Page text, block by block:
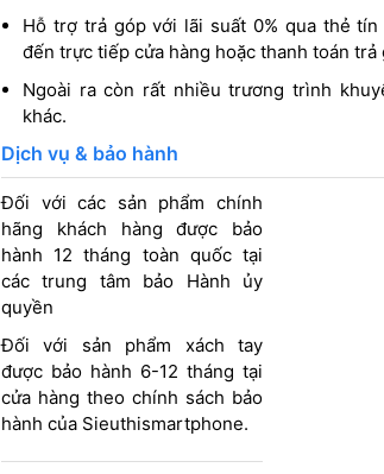
Hỗ trợ trả góp với lãi suất 0% qua thẻ tín
đến trực tiếp cửa hàng hoặc thanh toán trả
Ngoài ra còn rất nhiều trương trình
khác.
Dịch vụ & bảo hành
Đối với các sản phẩm chính
hãng khách hàng được bảo
hành 12 tháng toàn quốc tại
các trung tâm bảo Hành ủy
quyền
Đối với sản phẩm xách tay
được bảo hành 6-12 tháng tại
cửa hàng theo chính sách bảo
hành của Sieuthismartphone.